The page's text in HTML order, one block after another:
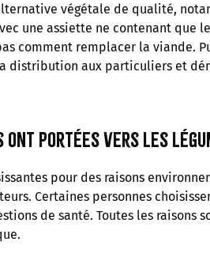
végétale de qualité,
une assiette ne contenant que
comment remplacer la viande.
distribution aux particuliers et
ont portées vers les
pour des raisons
Certaines personnes
de santé. Toutes les raisons